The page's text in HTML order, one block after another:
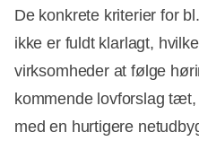
De konkrete kriterier for
ikke er fuldt klarlagt,
virksomheder at følge
kommende lovforslag
med en hurtigere